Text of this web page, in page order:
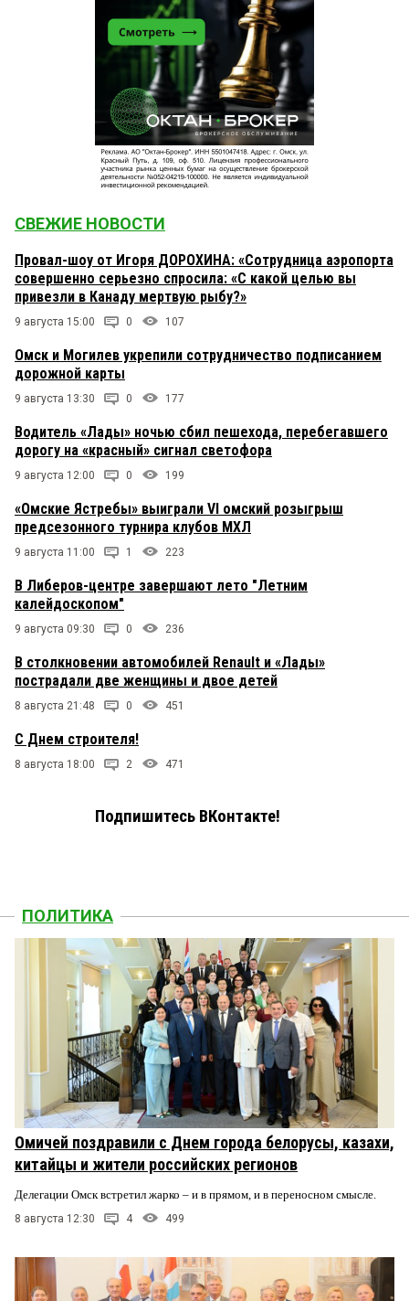
СВЕЖИЕ НОВОСТИ
Провал-шоу от Игоря ДОРОХИНА: «Сотрудница аэропорта
совершенно серьезно спросила: «С какой целью вы
привезли в Канаду мертвую рыбу?»
9 августа 15:00 0 107
Омск и Могилев укрепили сотрудничество подписанием
дорожной карты
9 августа 13:30 0 177
Водитель «Лады» ночью сбил пешехода, перебегавшего
дорогу на «красный» сигнал светофора
9 августа 12:00 0 199
«Омские Ястребы» выиграли VI омский розыгрыш
предсезонного турнира клубов МХЛ
9 августа 11:00 1 223
В Либеров-центре завершают лето "Летним
калейдоскопом"
9 августа 09:30 0 236
В столкновении автомобилей Renault и «Лады»
пострадали две женщины и двое детей
8 августа 21:48 0 451
С Днем строителя!
8 августа 18:00 2 471
Подпишитесь ВКонтакте!
ПОЛИТИКА
Омичей поздравили с Днем города белорусы, казахи,
китайцы и жители российских регионов
Делегации Омск встретил жарко – и в прямом, и в переносном смысле.
8 августа 12:30 4 499